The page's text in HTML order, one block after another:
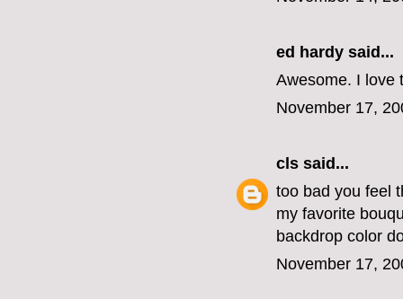
ed hardy said...
Awesome. I love
November 17,
cls said...
too bad you feel
my favorite
backdrop color
November 17,